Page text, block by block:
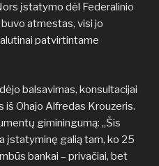
įstatymo dėl Federalinio
atmestas, visi jo
patvirtintame
balsavimas, konsultacijai
Ohajo Alfredas Krouzeris.
giminingumą: „Šis
galią tam, ko 25
bankai – privačiai, bet